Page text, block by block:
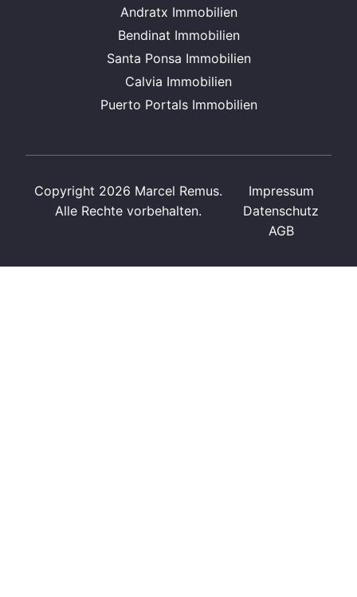
Andratx Immobilien
Bendinat Immobilien
Santa Ponsa Immobilien
Calvia Immobilien
Puerto Portals Immobilien
Copyright 2026 Marcel Remus.
Alle Rechte vorbehalten.
Impressum
Datenschutz
AGB